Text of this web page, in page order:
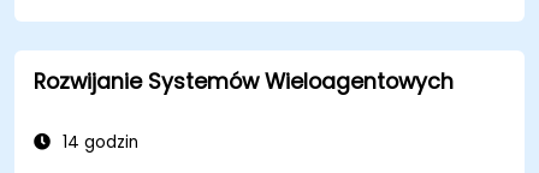
Usprawniać interakcję AI z człowiekiem
poprzez adaptacyjne doświadczenia
użytkownika.
rzeczywistych aplikacjach.
Rozwijanie Systemów Wieloagentowych
14 godzin